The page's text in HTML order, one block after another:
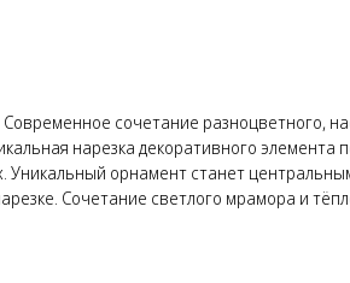
сочетание разноцветного,
нарезка декоративного элемента
Уникальный орнамент станет
Сочетание светлого мрамора и